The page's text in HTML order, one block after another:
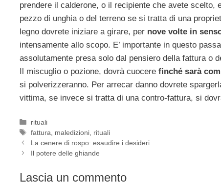
prendere il calderone, o il recipiente che avete scelto,
pezzo di unghia o del terreno se si tratta di una
legno dovrete iniziare a girare, per nove volte in
intensamente allo scopo. E’ importante in questo
assolutamente presa solo dal pensiero della fattura o
Il miscuglio o pozione, dovrà cuocere finché sarà
si polverizzeranno. Per arrecar danno dovrete
vittima, se invece si tratta di una contro-fattura, si
Categorie
rituali
Tag
fattura maledizioni rituali
La cenere di rospo: esaudire i desideri
Il potere delle ghiande
Lascia un commento